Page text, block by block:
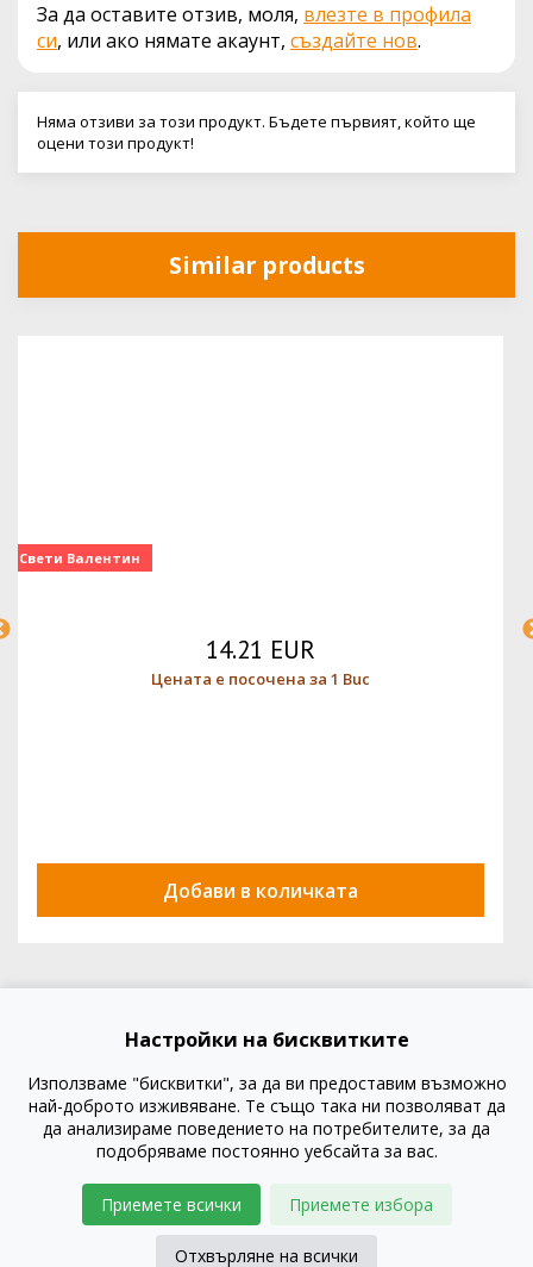
За да оставите отзив, моля, влезте в профила
си, или ако нямате акаунт, създайте нов.
Няма отзиви за този продукт. Бъдете първият, който ще
оцени този продукт!
Similar products
Свети Валентин
14.21 EUR
Цената е посочена за 1 Buc
Добави в количката
Настройки на бисквитките
Използваме "бисквитки", за да ви предоставим възможно
най-доброто изживяване. Те също така ни позволяват да
да анализираме поведението на потребителите, за да
подобряваме постоянно уебсайта за вас.
Приемете всички Приемете избора
Отхвърляне на всички